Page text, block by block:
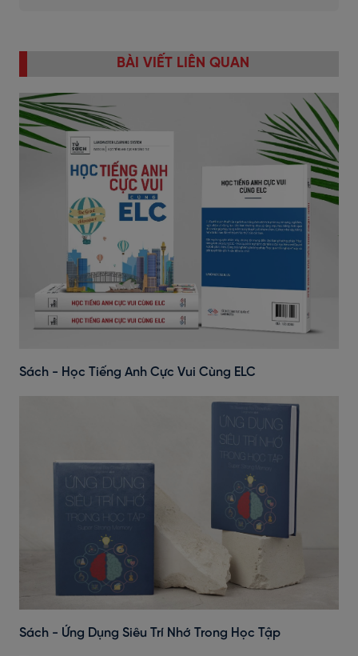
BÀI VIẾT LIÊN QUAN
Sách - Học Tiếng Anh Cực Vui Cùng ELC
Sách - Ứng Dụng Siêu Trí Nhớ Trong Học Tập